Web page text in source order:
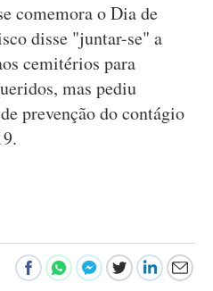
comemora o Dia de
disse "juntar-se" a
cemitérios para
mas pediu
prevenção do contágio